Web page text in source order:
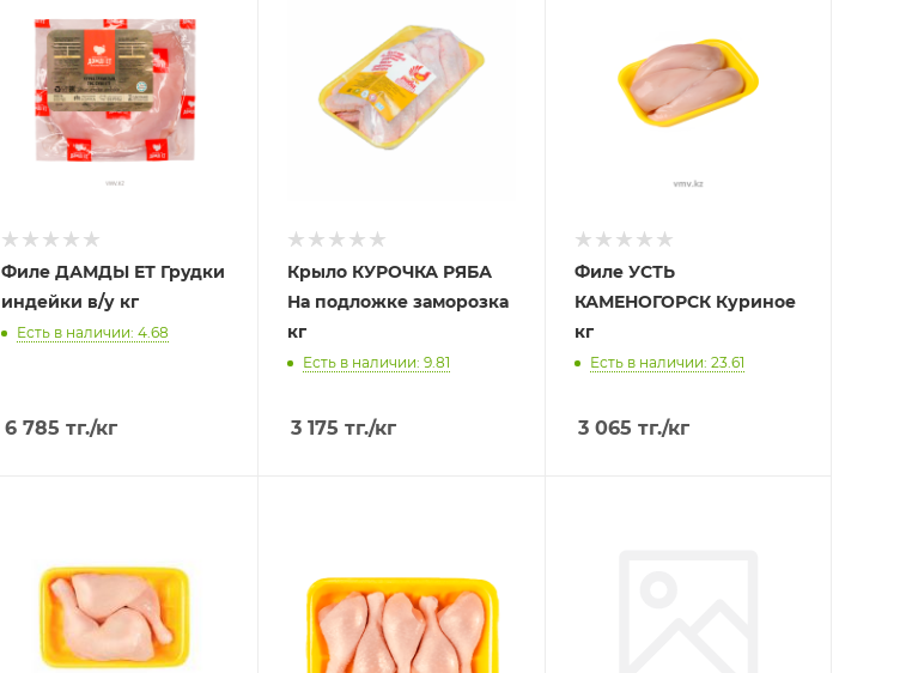
Филе ДАМДЫ ЕТ Грудки
индейки в/у кг
Есть в наличии: 4.68
6 785 тг./кг
Крыло КУРОЧКА РЯБА
На подложке заморозка
кг
Есть в наличии: 9.81
3 175 тг./кг
Филе УСТЬ
КАМЕНОГОРСК Куриное
кг
Есть в наличии: 23.61
3 065 тг./кг